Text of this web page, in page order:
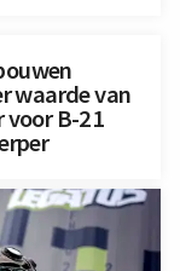
waarde van
voor B-21